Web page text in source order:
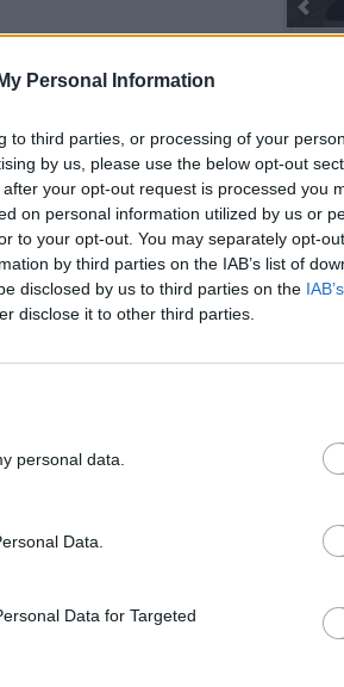
Personal Information
to third parties, or processing of your
by us, please use the below opt-out
your opt-out request is processed you
on personal information utilized by us or
to your opt-out. You may separately opt-
by third parties on the IAB’s list of
disclosed by us to third parties on the
disclose it to other third parties.
personal data.
Data.
Data for Targeted
Gli Ambulanti di Forte dei Marmi® ...